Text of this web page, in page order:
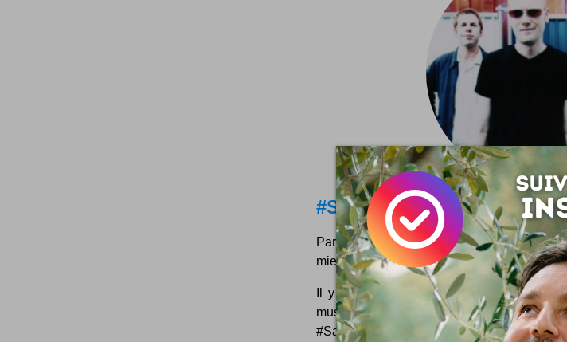
#Samediscotheque
Partagez la musique, c'est chic ! Entre
mieux. Et si vous faisiez même des
Il y a quelques semaine de cela, j'ai
musicale, un peu sur le modèle de
#Samediscotheque ! Le concept est simple